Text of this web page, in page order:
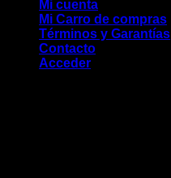
Mi cuenta
Mi Carro de compras
Términos y Garantías
Contacto
Acceder